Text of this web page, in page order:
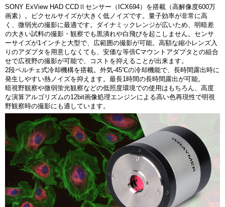
SONY ExView HAD CCDⅡセンサー（ICX694）を搭載（高解像度600万
画素）。ピクセルサイズが大きく低ノイズです。量子効率が非常に高
く、微弱光の撮影に最適です。ダイナミックレンジが広いため、明暗差
の大きい試料の撮影・観察でも黒潰れや白飛びを起こしません。センサ
ーサイズが1インチと大型で、広範囲の撮影が可能。高額な縮小レンズ入
りのアダプタを用意しなくても、安価な等倍Cマウントアダプタとの組合
せで広視野の撮影が可能で、コストを抑えることが出来ます。
2段ペルチェ式冷却機構を搭載。外気-45℃の冷却機能で、長時間露出時に
発生しやすい熱ノイズを抑えます。最長1時間の長時間露出が可能。
暗視野観察や微弱蛍光観察などの低照度環境での使用はもちろん、高度
な演算アルゴリズムの12bit画像処理エンジンによる高い色再現性で明視
野観察時の撮影にも適しています。